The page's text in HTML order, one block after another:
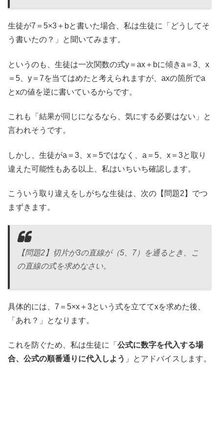
生徒が7＝5×3＋bと書いた場合、私は生徒に「どうしてそ
う書いたの？」と聞いてみます。
というのも、生徒は一次関数の式y＝ax＋bに傾きa＝3、x
＝5、y＝7を当てはめたと考えられますが、axの箇所でa
とxの値を逆に書いているからです。
これも「結果が同じになるなら、気にする必要はない」と
言われそうです。
しかし、生徒がa＝3、x＝5ではなく、a＝5、x＝3と取り
違えた可能性もある以上、私はいちいち確認します。
こういう取り違えをしがちな生徒は、次の【問題2】でつ
まずきます。
【問題2】切片が3の直線が（5、7）を通るとき、こ
の直線の式を求めなさい。
具体的には、7＝5×x＋3という式を立ててxを求めた後、
「あれ？」となります。
これを防ぐため、私は生徒に「 公式に数字を代入する場
合、公式の順番通りに代入しよう 」とアドバイスします。